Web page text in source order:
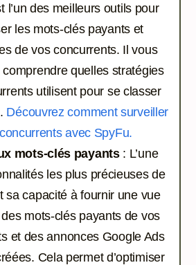
l’un des meilleurs outils pour
les mots-clés payants et
de vos concurrents. Il vous
quelles stratégies
utilisent pour se classer
Découvrez comment surveiller
avec SpyFu.
mots-clés payants: L’une
les plus précieuses de
sa capacité à fournir une vue
mots-clés payants de vos
et des annonces Google Ads
Cela permet d’optimiser